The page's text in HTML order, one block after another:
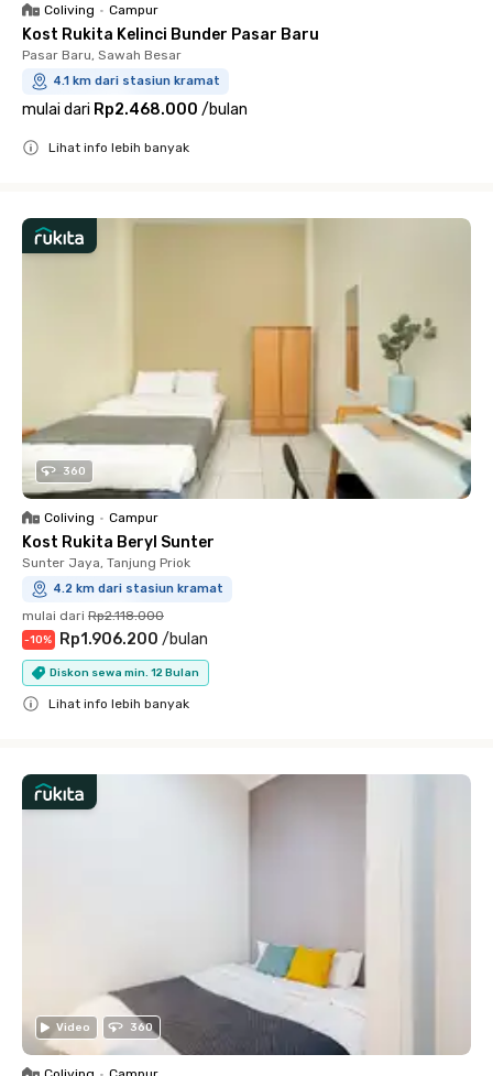
Coliving • Campur
Kost Rukita Kelinci Bunder Pasar Baru
Pasar Baru, Sawah Besar
4.1 km dari stasiun kramat
mulai dari Rp2.468.000 /bulan
Lihat info lebih banyak
360
Coliving • Campur
Kost Rukita Beryl Sunter
Sunter Jaya, Tanjung Priok
4.2 km dari stasiun kramat
mulai dari Rp2.118.000
-10% Rp1.906.200 /bulan
Diskon sewa min. 12 Bulan
Lihat info lebih banyak
Video 360